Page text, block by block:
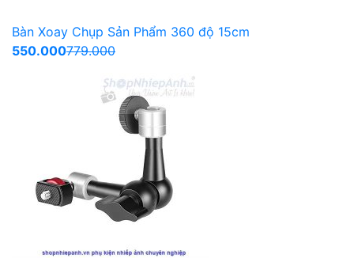
Bàn Xoay Chụp Sản Phẩm 360 độ 15cm
550.000779.000